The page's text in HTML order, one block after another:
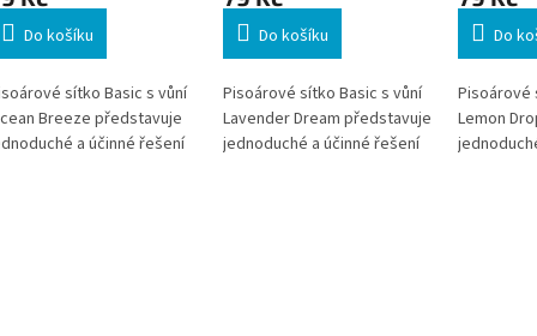
Do košíku
sítko Basic s vůní
Breeze představuje
a účinné řešení
Do košíku
Pisoárové sítko Basic s vůní
Lavender Dream představuje
jednoduché a účinné řešení
Do
Pisoárové
Lemon